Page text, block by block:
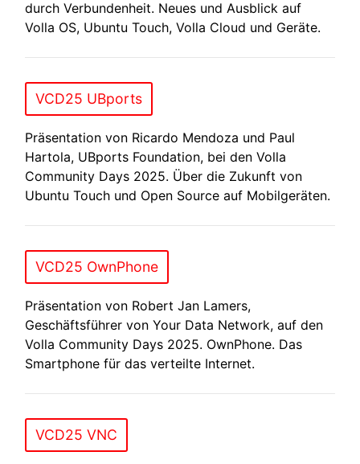
durch Verbundenheit. Neues und Ausblick auf
Volla OS, Ubuntu Touch, Volla Cloud und Geräte.
VCD25 UBports
Präsentation von Ricardo Mendoza und Paul
Hartola, UBports Foundation, bei den Volla
Community Days 2025. Über die Zukunft von
Ubuntu Touch und Open Source auf Mobilgeräten.
VCD25 OwnPhone
Präsentation von Robert Jan Lamers,
Geschäftsführer von Your Data Network, auf den
Volla Community Days 2025. OwnPhone. Das
Smartphone für das verteilte Internet.
VCD25 VNC